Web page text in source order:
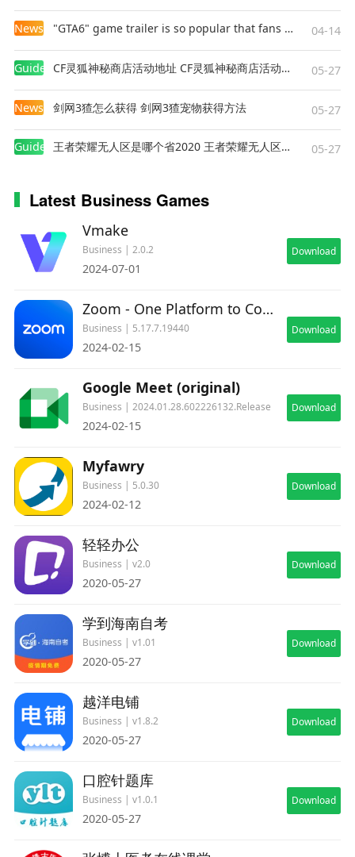
News "GTA6" game trailer is so popular that fans make and release a real-life version 04-14
Guides CF灵狐神秘商店活动地址 CF灵狐神秘商店活动网址 05-27
News 剑网3猹怎么获得 剑网3猹宠物获得方法 05-27
Guides 王者荣耀无人区是哪个省2020 王者荣耀无人区在哪些地方 05-27
Latest Business Games
Vmake
Business | 2.0.2
2024-07-01
Download
Zoom - One Platform to Connect
Business | 5.17.7.19440
2024-02-15
Download
Google Meet (original)
Business | 2024.01.28.602226132.Release
2024-02-15
Download
Myfawry
Business | 5.0.30
2024-02-12
Download
轻轻办公
Business | v2.0
2020-05-27
Download
学到海南自考
Business | v1.01
2020-05-27
Download
越洋电铺
Business | v1.8.2
2020-05-27
Download
口腔针题库
Business | v1.0.1
2020-05-27
Download